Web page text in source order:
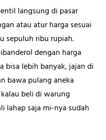
langsung di pasar
atau atur harga sesuai
sepuluh ribu rupiah.
dengan harga
bisa lebih banyak, jajan di
bawa pulang aneka
beli di warung
lahap saja mi-nya sudah